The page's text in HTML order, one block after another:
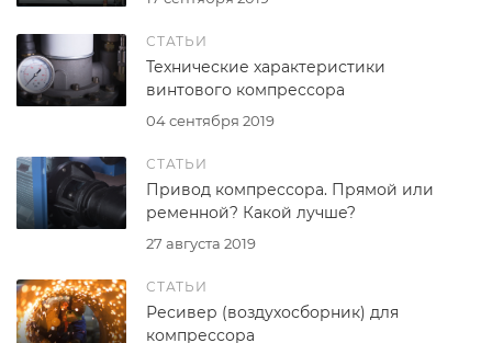
СТАТЬИ
04 сентября 2019
Технические характеристики
винтового компрессора
СТАТЬИ
27 августа 2019
Привод компрессора. Прямой или
ременной? Какой лучше?
СТАТЬИ
Ресивер (воздухосборник) для
компрессора